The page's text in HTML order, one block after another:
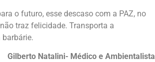
o futuro, esse descaso com a PAZ, no
traz felicidade. Transporta a
Gilberto Natalini- Médico e Ambientalista